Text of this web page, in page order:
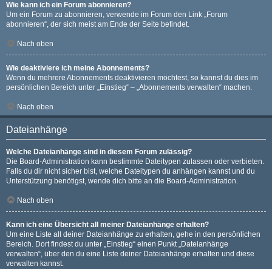
Wie kann ich ein Forum abonnieren?
Um ein Forum zu abonnieren, verwende im Forum den Link „Forum
abonnieren“, der sich meist am Ende der Seite befindet.
Nach oben
Wie deaktiviere ich meine Abonnements?
Wenn du mehrere Abonnements deaktivieren möchtest, so kannst du dies im
persönlichen Bereich unter „Einstieg“ – „Abonnements verwalten“ machen.
Nach oben
Dateianhänge
Welche Dateianhänge sind in diesem Forum zulässig?
Die Board-Administration kann bestimmte Dateitypen zulassen oder verbieten.
Falls du dir nicht sicher bist, welche Dateitypen du anhängen kannst und du
Unterstützung benötigst, wende dich bitte an die Board-Administration.
Nach oben
Kann ich eine Übersicht all meiner Dateianhänge erhalten?
Um eine Liste all deiner Dateianhänge zu erhalten, gehe in den persönlichen
Bereich. Dort findest du unter „Einstieg“ einen Punkt „Dateianhänge
verwalten“, über den du eine Liste deiner Dateianhänge erhalten und diese
verwalten kannst.